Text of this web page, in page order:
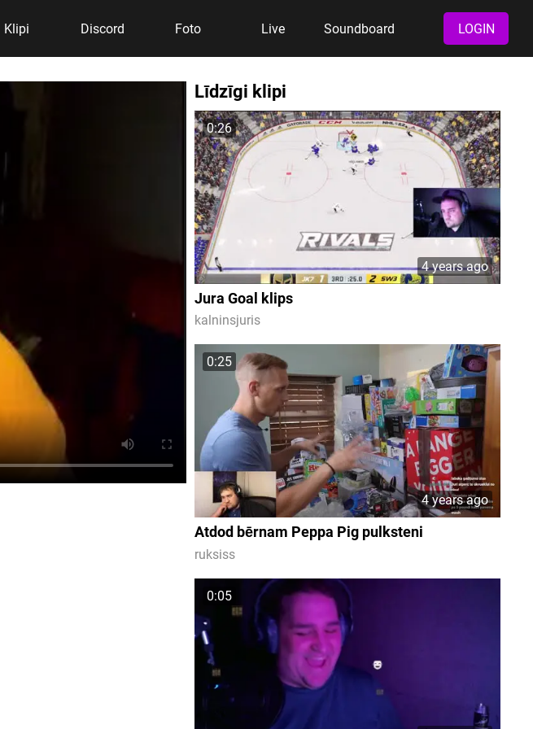
Klipi Discord Foto Live Soundboard LOGIN
Līdzīgi klipi
0:26
4 years ago
Jura Goal klips
kalninsjuris
0:25
4 years ago
Atdod bērnam Peppa Pig pulksteni
ruksiss
0:05